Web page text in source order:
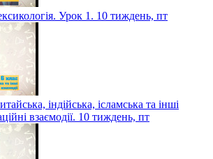
Урок 1. 10 тиждень, пт
індійська, ісламська та інші
взаємодії. 10 тиждень, пт